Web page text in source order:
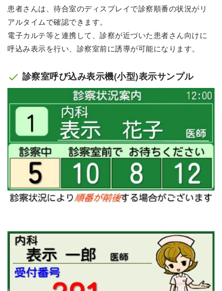
患者さんは、待合室のディスプレイで診察順番の状況がリ
アルタイムで確認できます。
電子カルテ等と連携して、診察が近づいた患者さん向けに
呼込み表示を行い、診察室前に誘導が可能になります。
check 診察室呼び込み表示機(小型)表示サンプル